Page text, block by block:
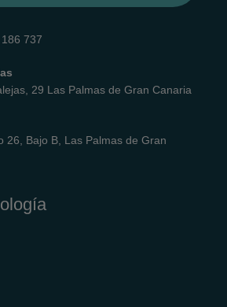
737
29 Las Palmas de Gran Canaria
26, Bajo B, Las Palmas de Gran